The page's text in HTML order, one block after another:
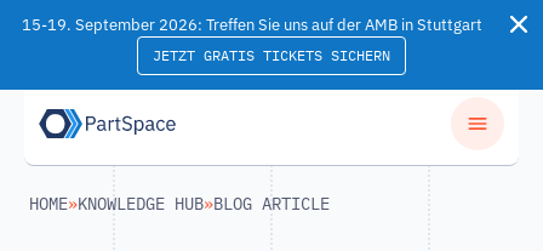
Skip to content
15-19. September 2026: Treffen Sie uns auf der AMB in Stuttgart
JETZT GRATIS TICKETS SICHERN
HOME»KNOWLEDGE HUB»BLOG ARTICLE